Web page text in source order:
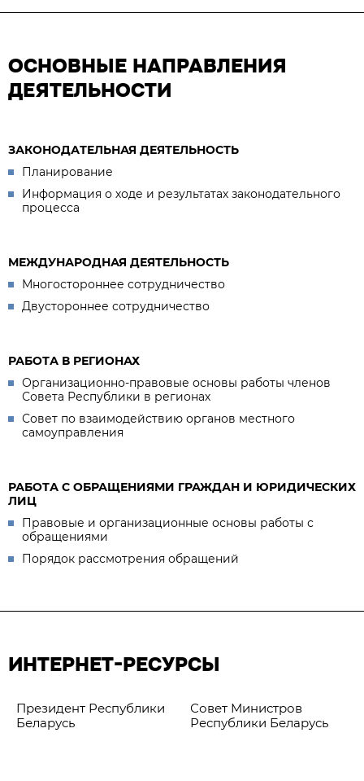
ОСНОВНЫЕ НАПРАВЛЕНИЯ
ДЕЯТЕЛЬНОСТИ
ЗАКОНОДАТЕЛЬНАЯ ДЕЯТЕЛЬНОСТЬ
Планирование
Информация о ходе и результатах законодательного
процесса
МЕЖДУНАРОДНАЯ ДЕЯТЕЛЬНОСТЬ
Многостороннее сотрудничество
Двустороннее сотрудничество
РАБОТА В РЕГИОНАХ
Организационно-правовые основы работы членов
Совета Республики в регионах
Совет по взаимодействию органов местного
самоуправления
РАБОТА С ОБРАЩЕНИЯМИ ГРАЖДАН И ЮРИДИЧЕСКИХ
ЛИЦ
Правовые и организационные основы работы с
обращениями
Порядок рассмотрения обращений
ИНТЕРНЕТ-РЕСУРСЫ
Президент Республики
Беларусь
Совет Министров
Республики Беларусь